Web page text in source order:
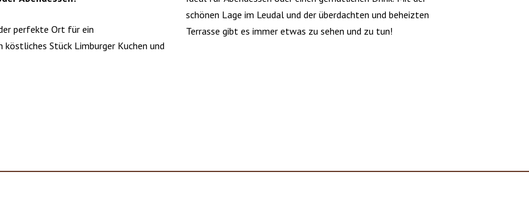
perfekte Ort für ein
köstliches Stück Limburger Kuchen und
schönen Lage im Leudal und der überdachten und beheizten
Terrasse gibt es immer etwas zu sehen und zu tun!